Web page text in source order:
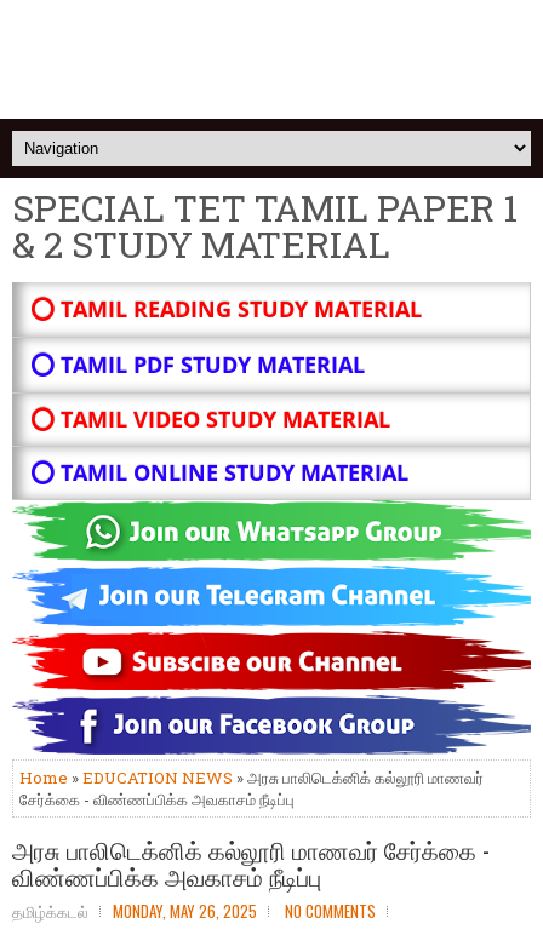
SPECIAL TET TAMIL PAPER 1
& 2 STUDY MATERIAL
⭕ TAMIL READING STUDY MATERIAL
⭕ TAMIL PDF STUDY MATERIAL
⭕ TAMIL VIDEO STUDY MATERIAL
⭕ TAMIL ONLINE STUDY MATERIAL
Home »EDUCATION NEWS » அரசு பாலிடெக்னிக் கல்லூரி மாணவர்
சேர்க்கை - விண்ணப்பிக்க அவகாசம் நீடிப்பு
அரசு பாலிடெக்னிக் கல்லூரி மாணவர் சேர்க்கை -
விண்ணப்பிக்க அவகாசம் நீடிப்பு
தமிழ்க்கடல் MONDAY, MAY 26, 2025 NO COMMENTS